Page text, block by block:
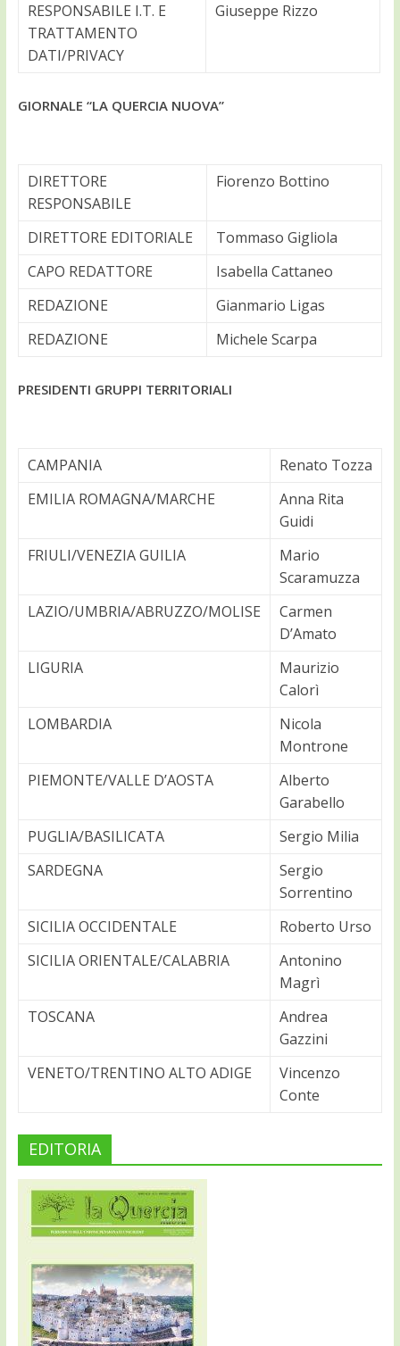
RESPONSABILE I.T. E
TRATTAMENTO
DATI/PRIVACY
Giuseppe Rizzo
GIORNALE “LA QUERCIA NUOVA”
DIRETTORE
RESPONSABILE
Fiorenzo Bottino
DIRETTORE EDITORIALE
Tommaso Gigliola
CAPO REDATTORE
Isabella Cattaneo
REDAZIONE
Gianmario Ligas
REDAZIONE
Michele Scarpa
PRESIDENTI GRUPPI TERRITORIALI
CAMPANIA
Renato Tozza
EMILIA ROMAGNA/MARCHE
Anna Rita
Guidi
FRIULI/VENEZIA GUILIA
Mario
Scaramuzza
LAZIO/UMBRIA/ABRUZZO/MOLISE
Carmen
D’Amato
LIGURIA
Maurizio
Calorì
LOMBARDIA
Nicola
Montrone
PIEMONTE/VALLE D’AOSTA
Alberto
Garabello
PUGLIA/BASILICATA
Sergio Milia
SARDEGNA
Sergio
Sorrentino
SICILIA OCCIDENTALE
Roberto Urso
SICILIA ORIENTALE/CALABRIA
Antonino
Magrì
TOSCANA
Andrea
Gazzini
VENETO/TRENTINO ALTO ADIGE
Vincenzo
Conte
EDITORIA